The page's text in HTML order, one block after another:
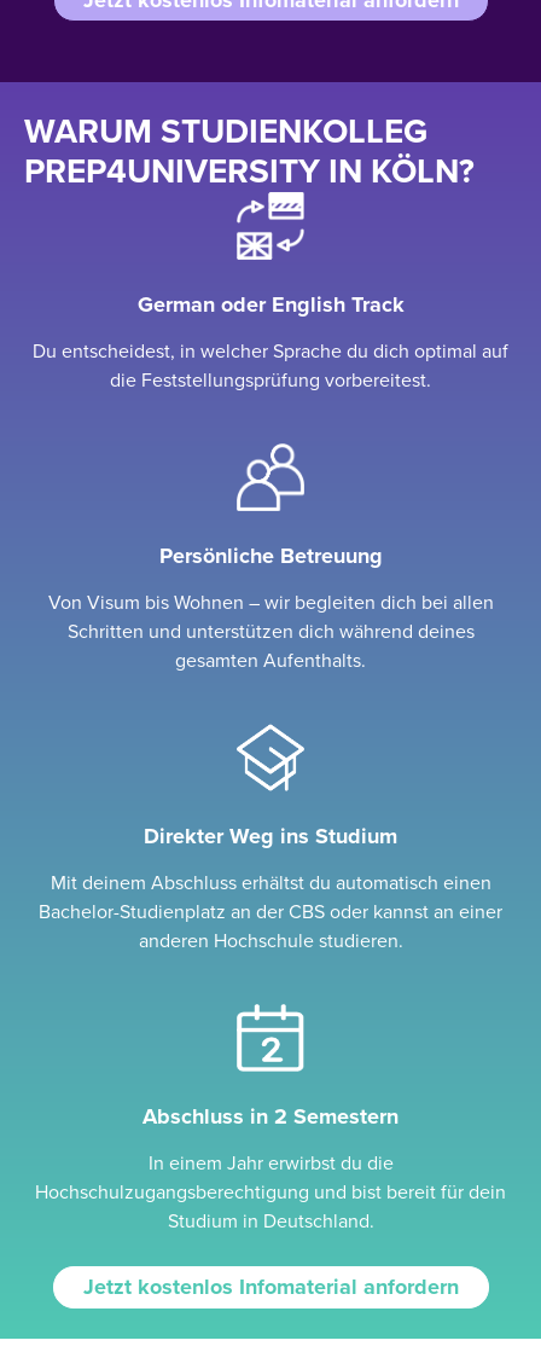
WARUM STUDIENKOLLEG
PREP4UNIVERSITY IN KÖLN?
German oder English Track
Du entscheidest, in welcher Sprache du dich optimal auf
die Feststellungsprüfung vorbereitest.
Persönliche Betreuung
Von Visum bis Wohnen – wir begleiten dich bei allen
Schritten und unterstützen dich während deines
gesamten Aufenthalts.
Direkter Weg ins Studium
Mit deinem Abschluss erhältst du automatisch einen
Bachelor-Studienplatz an der CBS oder kannst an einer
anderen Hochschule studieren.
Abschluss in 2 Semestern
In einem Jahr erwirbst du die
Hochschulzugangsberechtigung und bist bereit für dein
Studium in Deutschland.
Jetzt kostenlos Infomaterial anfordern